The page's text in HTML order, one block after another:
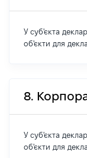
У суб'єкта
об'єкти для
8.
У суб'єкта
об'єкти для